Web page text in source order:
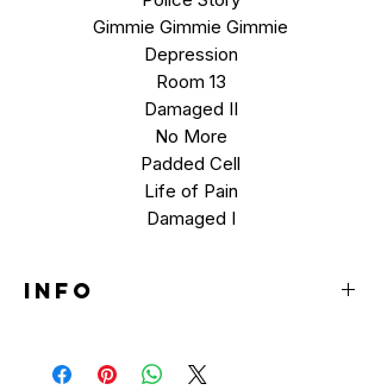
Gimmie Gimmie Gimmie
Depression
Room 13
Damaged II
No More
Padded Cell
Life of Pain
Damaged I
INFO
LP